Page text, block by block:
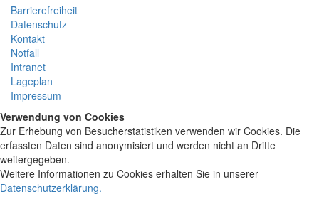
Barrierefreiheit
Datenschutz
Kontakt
Notfall
Intranet
Lageplan
Impressum
Verwendung von Cookies
Zur Erhebung von Besucherstatistiken verwenden wir Cookies. Die
erfassten Daten sind anonymisiert und werden nicht an Dritte
weitergegeben.
Weitere Informationen zu Cookies erhalten Sie in unserer
Datenschutzerklärung.